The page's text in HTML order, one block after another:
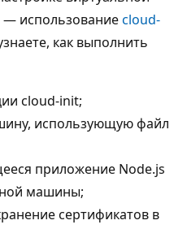
использованиеcloud-
как выполнить
cloud-init;
использующую файл
приложение Node.js
машины;
сертификатов в